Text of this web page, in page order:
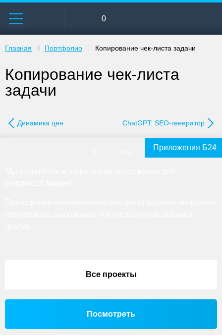
0
Главная Портфолио Копирование чек-листа задачи
Копирование чек-листа
задачи
Динамика цен ChatGPT: SEO-генератор
Приложения Б24
Все проекты
Посмотреть